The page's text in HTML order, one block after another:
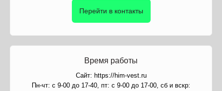
Перейти в контакты
Время работы
Сайт: https://him-vest.ru
Пн-чт: с 9-00 до 17-40, пт: с 9-00 до 17-00, сб и вскр: